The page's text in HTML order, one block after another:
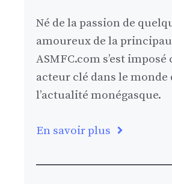
Né de la passion de
amoureux de la
ASMFC.com s’est
acteur clé dans le monde
l’actualité monégasque.
En savoir plus